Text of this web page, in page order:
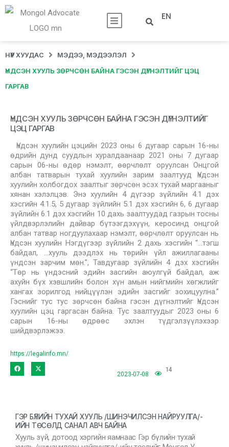
EN
НҮҮР ХУУДАС МЭДЭЭ, МЭДЭЭЛЭЛ
ҮНДСЭН ХУУЛЬ ЗӨРЧСӨН БАЙНА ГЭСЭН ДҮГНЭЛТИЙГ ЦЭЦ
ГАРГАВ
ҮНДСЭН ХУУЛЬ ЗӨРЧСӨН БАЙНА ГЭСЭН ДҮГНЭЛТИЙГ
ЦЭЦ ГАРГАВ
Үндсэн хуулийн цэцийн 2023 оны 6 дугаар сарын 16-ны
өдрийн дунд суудлын хуралдаанаар 2021 оны 7 дугаар
сарын 06-ны өдөр нэмэлт, өөрчлөлт оруулсан Онцгой
албан татварын тухай хуулийн зарим заалтууд Үндсэн
хуулийн холбогдох заалтыг зөрчсөн эсэх тухай маргааныг
хянан хэлэлцэв. Энэ хуулийн 4 дүгээр зүйлийн 4.1 дэх
хэсгийн 4.1.5, 5 дугаар зүйлийн 5.1 дэх хэсгийн 6, 6 дугаар
зүйлийн 6.1 дэх хэсгийн 10 дахь заалтуудад газрын тосны
үйлдвэрлэлийн дайвар бүтээгдэхүүн, керосинд онцгой
албан татвар ногдуулахаар нэмэлт, өөрчлөлт оруулсан нь
Үндсэн хуулийн Нэгдүгээр зүйлийн 2 дахь хэсгийн “…тэгш
байдал, …хууль дээдлэх нь төрийн үйл ажиллагааны
үндсэн зарчим мөн.”, Тавдугаар зүйлийн 4 дэх хэсгийн
“Төр нь үндэсний эдийн засгийн аюулгүй байдал, аж
ахуйн бүх хэвшлийн болон хүн амын нийгмийн хөгжлийг
хангах зорилгод нийцүүлэн эдийн засгийг зохицуулна.”
Гэснийг тус тус зөрчсөн байна гэсэн дүгнэлтийг Үндсэн
хуулийн цэц гаргасан байна. Тус заалтуудыг 2023 оны 6
сарын 16-ны өдрөөс эхлэн түдгэлзүүлэхээр
шийдвэрлэжээ.
https://legalinfo.mn/
2023-07-08
14
ГЭР БҮЛИЙН ТУХАЙ ХУУЛЬ /ШИНЭЧИЛСЭН НАЙРУУЛГА/-
ИЙН ТӨСӨЛД САНАЛ АВЧ БАЙНА
Хууль зүй, дотоод хэргийн яамнаас Гэр бүлийн тухай